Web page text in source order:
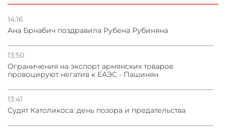
14:16
Ана Брнабич поздравила Рубена Рубиняна
13:50
Oграничения на экспорт армянских товаров
провоцируют негатив к ЕАЭС - Пашинян
13:41
Судят Католикоса: день позора и предательства
Стратегия безопасности ОДКБ допускает применение
Азербайджане
Сотрудничество и очереди – детали визита главы
погрануправления СНБ Армении в Тбилиси